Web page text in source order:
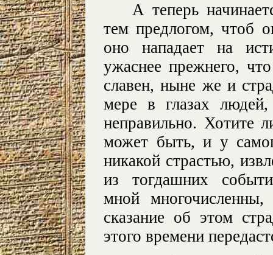
А теперь
тем предлогом, чтоб
оно нападает на
ужаснее прежнего,
славен, ныне же и
мере в глазах
неправильно. Хотите
может быть, и у
никакой страстью,
из тогдашних
мной
сказание об этом
этого времени